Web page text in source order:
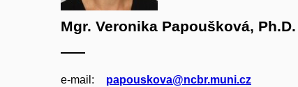
Mgr. Veronika Papoušková, Ph.D.
e‑mail: papouskova@ncbr.muni.cz